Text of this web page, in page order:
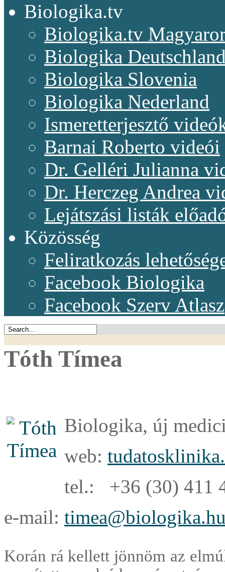
Biologika.tv
Biologika.tv
Biologika
Biologika Slovenia
Biologika Nederland
Ismeretterjesztő
Barnai Roberto videói
Dr. Gelléri Julianna
Dr. Herczeg Andrea
Lejátszási listák
Közösség
Feliratkozás
Facebook Biologika
Facebook Szerv Atlasz
Tóth Tímea
Biologika, új
web:
tel.: +36 (30) 411
e-mail:
Korán rá kellett jönnöm az